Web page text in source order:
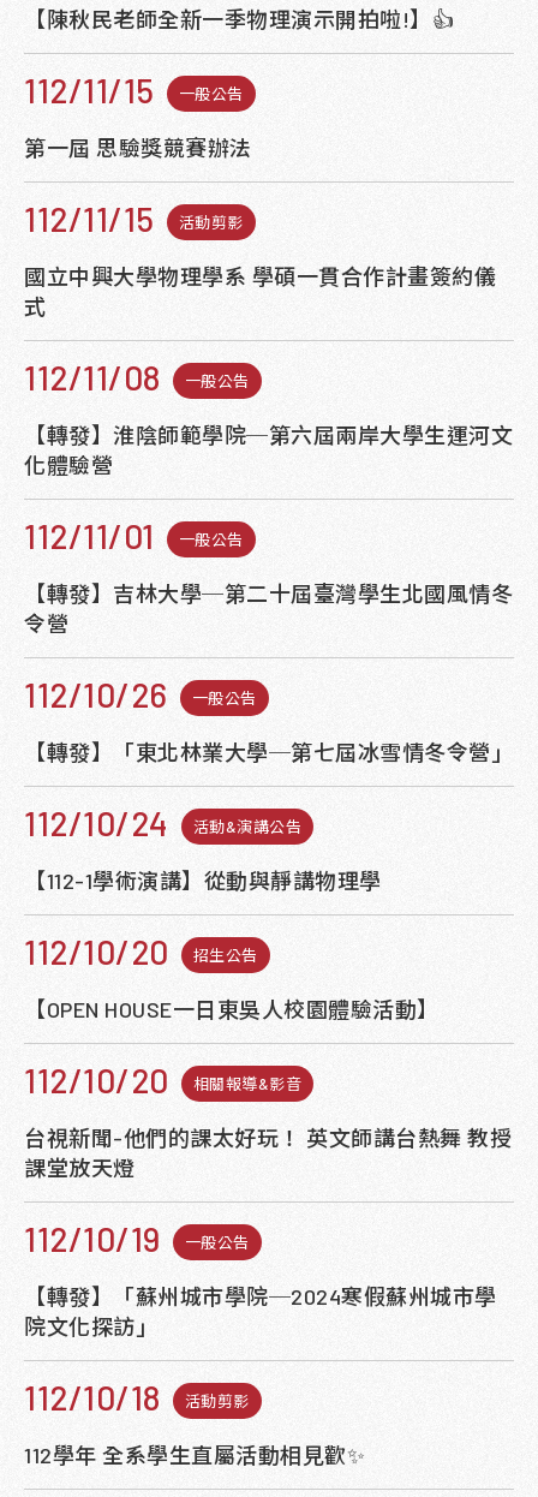
【陳秋民老師全新一季物理演示開拍啦!】👍
112/11/15 一般公告
第一屆 思驗獎競賽辦法
112/11/15 活動剪影
國立中興大學物理學系 學碩一貫合作計畫簽約儀
式
112/11/08 一般公告
【轉發】淮陰師範學院─第六屆兩岸大學生運河文
化體驗營
112/11/01 一般公告
【轉發】吉林大學─第二十屆臺灣學生北國風情冬
令營
112/10/26 一般公告
【轉發】「東北林業大學─第七屆冰雪情冬令營」
112/10/24 活動&演講公告
【112-1學術演講】從動與靜講物理學
112/10/20 招生公告
【OPEN HOUSE一日東吳人校園體驗活動】
112/10/20 相關報導&影音
台視新聞-他們的課太好玩！ 英文師講台熱舞 教授
課堂放天燈
112/10/19 一般公告
【轉發】「蘇州城市學院─2024寒假蘇州城市學
院文化探訪」
112/10/18 活動剪影
112學年 全系學生直屬活動相見歡✨